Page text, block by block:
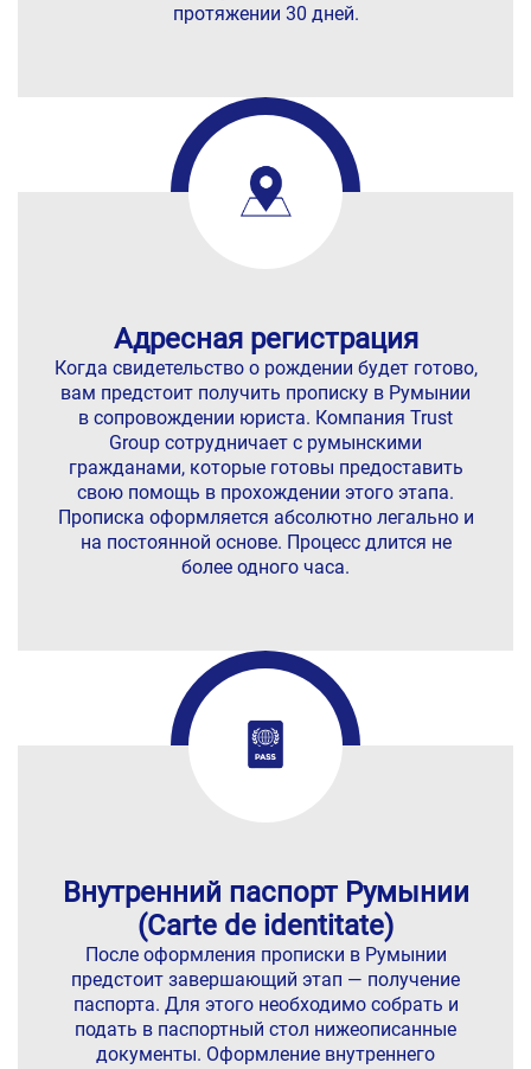
протяжении 30 дней.
Адресная регистрация
Когда свидетельство о рождении будет готово,
вам предстоит получить прописку в Румынии
в сопровождении юриста. Компания Trust
Group сотрудничает с румынскими
гражданами, которые готовы предоставить
свою помощь в прохождении этого этапа.
Прописка оформляется абсолютно легально и
на постоянной основе. Процесс длится не
более одного часа.
Внутренний паспорт Румынии
(Carte de identitate)
После оформления прописки в Румынии
предстоит завершающий этап — получение
паспорта. Для этого необходимо собрать и
подать в паспортный стол нижеописанные
документы. Оформление внутреннего